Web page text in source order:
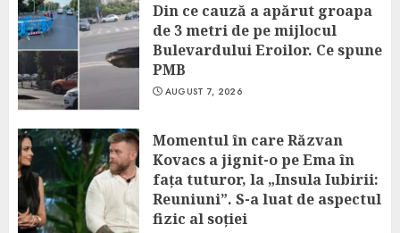
Din ce cauză a apărut groapa
de 3 metri de pe mijlocul
Bulevardului Eroilor. Ce spune
PMB
AUGUST 7, 2026
Momentul în care Răzvan
Kovacs a jignit-o pe Ema în
fața tuturor, la „Insula Iubirii:
Reuniuni”. S-a luat de aspectul
fizic al soției